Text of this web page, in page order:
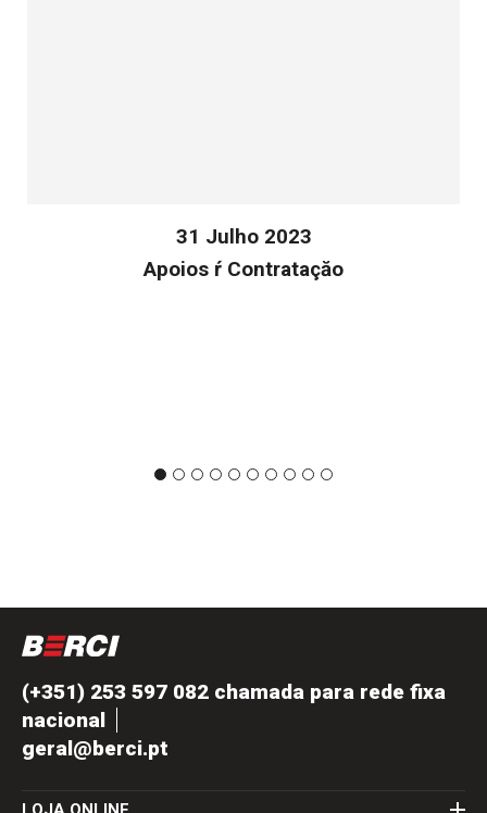
31 Julho 2023
Apoios ŕ Contrataçăo
(+351) 253 597 082 chamada para rede fixa
nacional
geral@berci.pt